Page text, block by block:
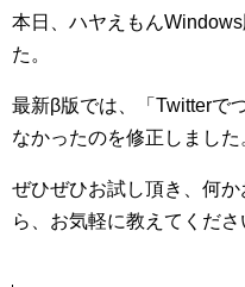
本日、ハヤえもん
た。
最新β版では、「Twitterで
なかったのを修正しました
ぜひぜひお試し頂き、何
ら、お気軽に教えてくださ